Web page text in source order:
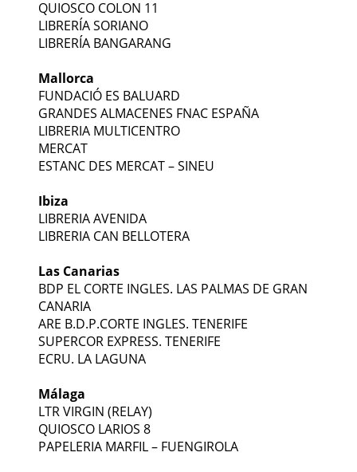
QUIOSCO COLON 11
LIBRERÍA SORIANO
LIBRERÍA BANGARANG
Mallorca
FUNDACIÓ ES BALUARD
GRANDES ALMACENES FNAC ESPAÑA
LIBRERIA MULTICENTRO
MERCAT
ESTANC DES MERCAT – SINEU
Ibiza
LIBRERIA AVENIDA
LIBRERIA CAN BELLOTERA
Las Canarias
BDP EL CORTE INGLES. LAS PALMAS DE GRAN
CANARIA
ARE B.D.P.CORTE INGLES. TENERIFE
SUPERCOR EXPRESS. TENERIFE
ECRU. LA LAGUNA
Málaga
LTR VIRGIN (RELAY)
QUIOSCO LARIOS 8
PAPELERIA MARFIL – FUENGIROLA